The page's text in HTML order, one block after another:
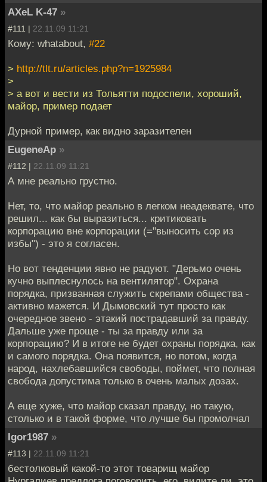
AXeL K-47 »
#111 | 22.11.09 11:21
Кому: whatabout, #22
> http://tlt.ru/articles.php?n=1925984
>
> а вот и вести из Тольятти подоспели, хороший,
майор, пример подает
Дурной пример, как видно заразителен
EugeneAp »
#112 | 22.11.09 11:21
А мне реально грустно.
Нет, то, что майор реально в легком неадеквате, что
решил... как бы выразиться... критиковать
корпорацию вне корпорации (="выносить сор из
избы") - это я согласен.
Но вот тенденции явно не радуют. "Дерьмо очень
кучно выплеснулось на вентилятор". Охрана
порядка, призванная служить скрепами общества -
активно мажется. И Дымовский тут просто как
очередное звено - этакий пострадавший за правду.
Дальше уже проще - ты за правду или за
корпорацию? И в итоге не будет охраны порядка, как
и самого порядка. Она появится, но потом, когда
народ, нахлебавшийся свободы, поймет, что полная
свобода допустима только в очень малых дозах.
А еще хуже, что майор сказал правду, но такую,
столько и в такой форме, что лучше бы промолчал
Igor1987 »
#113 | 22.11.09 11:21
бестолковый какой-то этот товарищ майор